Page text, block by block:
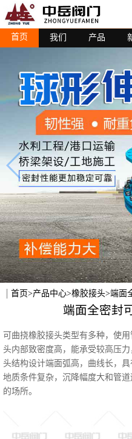
首页 我们 产品
首页>产品中心>橡胶接头>端面
端面全密封
可曲挠橡胶接头类型有多种，使
头内部致密度高，能承受较高压
头结构设计端面弧高，曲线长，
地质条件复杂，沉降幅度大和管
的场所。